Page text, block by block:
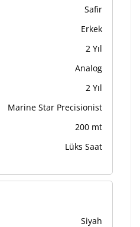
Safir
Erkek
2 Yıl
Analog
2 Yıl
Marine Star Precisionist
200 mt
Lüks Saat
Siyah